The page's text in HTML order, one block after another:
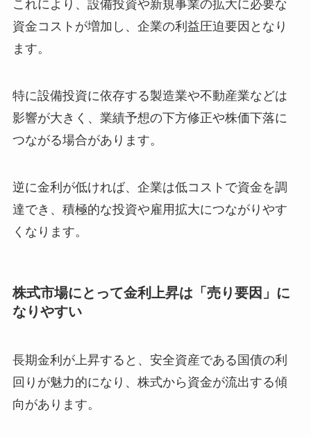
これにより、設備投資や新規事業の拡大に必要な
資金コストが増加し、企業の利益圧迫要因となり
ます。
特に設備投資に依存する製造業や不動産業などは
影響が大きく、業績予想の下方修正や株価下落に
つながる場合があります。
逆に金利が低ければ、企業は低コストで資金を調
達でき、積極的な投資や雇用拡大につながりやす
くなります。
株式市場にとって金利上昇は「売り要因」に
なりやすい
長期金利が上昇すると、安全資産である国債の利
回りが魅力的になり、株式から資金が流出する傾
向があります。